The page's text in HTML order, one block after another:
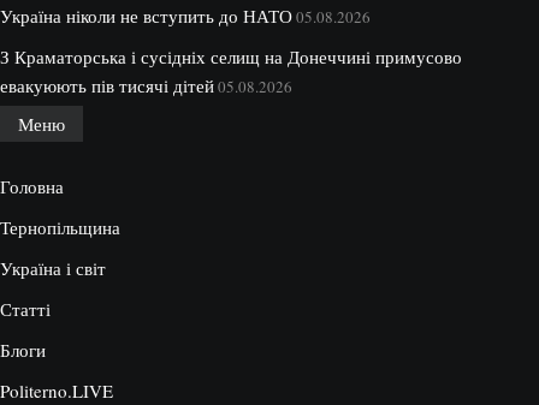
Україна ніколи не вступить до НАТО05.08.2026
З Краматорська і сусідніх селищ на Донеччині примусово
евакуюють пів тисячі дітей05.08.2026
Меню
Головна
Тернопільщина
Україна і світ
Статті
Блоги
Politerno.LIVE